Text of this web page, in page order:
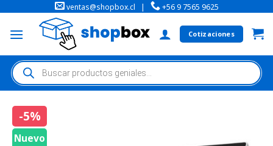
ventas@shopbox.cl | +56 9 7565 9625
Cotizaciones
-5%
Nuevo